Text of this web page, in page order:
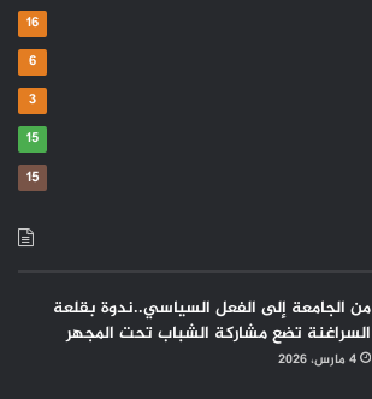
16
6
3
15
15
من الجامعة إلى الفعل السياسي..ندوة بقلعة
السراغنة تضع مشاركة الشباب تحت المجهر
4 مارس، 2026